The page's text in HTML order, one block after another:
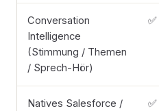
Conversation
Intelligence
(Stimmung / Themen
/ Sprech-Hör)
✅
Natives Salesforce /
✅